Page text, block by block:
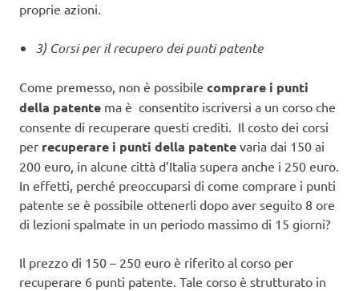
proprie azioni.
3) Corsi per il recupero dei punti patente
Come premesso, non è possibile comprare i punti
della patente ma è consentito iscriversi a un corso che
consente di recuperare questi crediti. Il costo dei corsi
per recuperare i punti della patente varia dai 150 ai
200 euro, in alcune città d’Italia supera anche i 250 euro.
In effetti, perché preoccuparsi di come comprare i punti
patente se è possibile ottenerli dopo aver seguito 8 ore
di lezioni spalmate in un periodo massimo di 15 giorni?
Il prezzo di 150 – 250 euro è riferito al corso per
recuperare 6 punti patente. Tale corso è strutturato in